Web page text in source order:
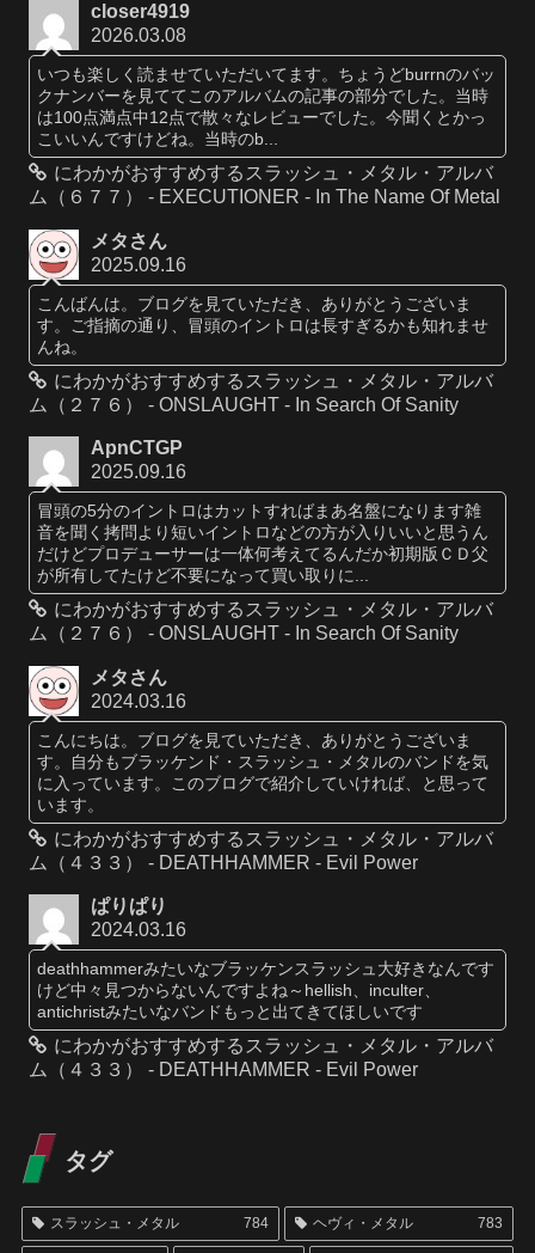
closer4919
2026.03.08
いつも楽しく読ませていただいてます。ちょうどburrnのバッ
クナンバーを見ててこのアルバムの記事の部分でした。当時
は100点満点中12点で散々なレビューでした。今聞くとかっ
こいいんですけどね。当時のb...
にわかがおすすめするスラッシュ・メタル・アルバ
ム（６７７） - EXECUTIONER - In The Name Of Metal
メタさん
2025.09.16
こんばんは。ブログを見ていただき、ありがとうございま
す。ご指摘の通り、冒頭のイントロは長すぎるかも知れませ
んね。
にわかがおすすめするスラッシュ・メタル・アルバ
ム（２７６） - ONSLAUGHT - In Search Of Sanity
ApnCTGP
2025.09.16
冒頭の5分のイントロはカットすればまあ名盤になります雑
音を聞く拷問より短いイントロなどの方が入りいいと思うん
だけどプロデューサーは一体何考えてるんだか初期版ＣＤ父
が所有してたけど不要になって買い取りに...
にわかがおすすめするスラッシュ・メタル・アルバ
ム（２７６） - ONSLAUGHT - In Search Of Sanity
メタさん
2024.03.16
こんにちは。ブログを見ていただき、ありがとうございま
す。自分もブラッケンド・スラッシュ・メタルのバンドを気
に入っています。このブログで紹介していければ、と思って
います。
にわかがおすすめするスラッシュ・メタル・アルバ
ム（４３３） - DEATHHAMMER - Evil Power
ぱりぱり
2024.03.16
deathhammerみたいなブラッケンスラッシュ大好きなんです
けど中々見つからないんですよね～hellish、inculter、
antichristみたいなバンドもっと出てきてほしいです
にわかがおすすめするスラッシュ・メタル・アルバ
ム（４３３） - DEATHHAMMER - Evil Power
タグ
スラッシュ・メタル 784 ヘヴィ・メタル 783